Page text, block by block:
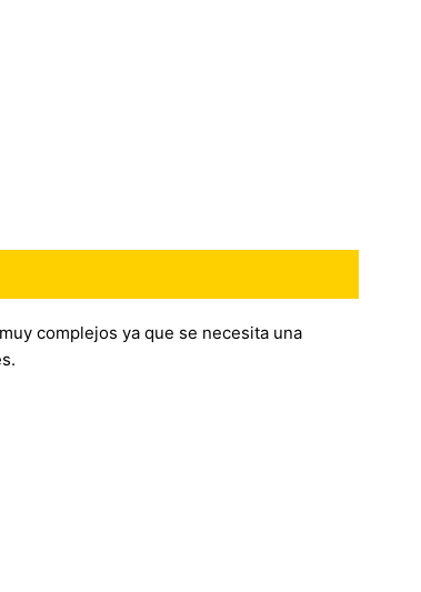
complejos ya que se necesita una